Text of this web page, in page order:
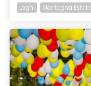
Laghi Montagna Estate